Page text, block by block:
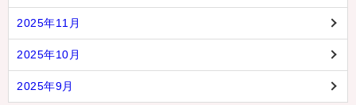
2025年11月
2025年10月
2025年9月